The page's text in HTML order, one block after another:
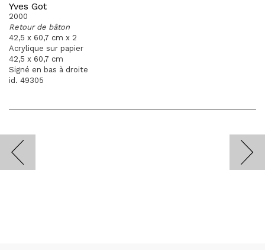
Yves Got
2000
Retour de bâton
42,5 x 60,7 cm x 2
Acrylique sur papier
42,5 x 60,7 cm
Signé en bas à droite
id. 49305